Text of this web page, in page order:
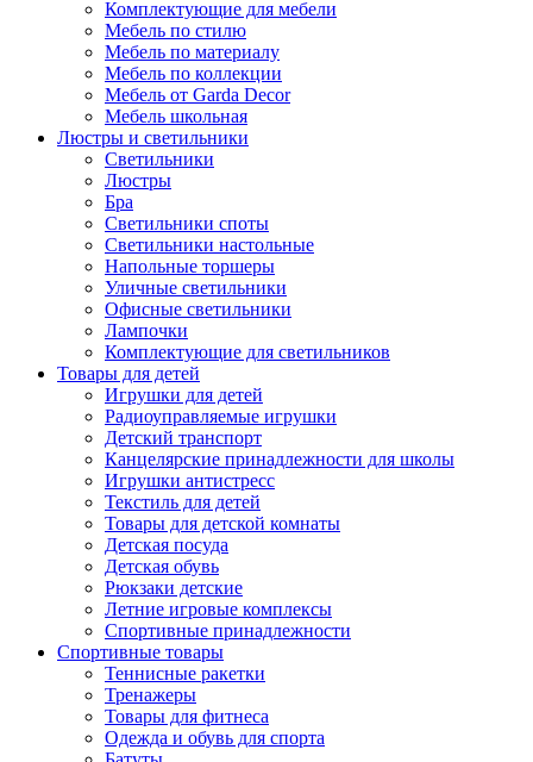
Комплектующие для мебели
Мебель по стилю
Мебель по материалу
Мебель по коллекции
Мебель от Garda Decor
Мебель школьная
Люстры и светильники
Светильники
Люстры
Бра
Светильники споты
Светильники настольные
Напольные торшеры
Уличные светильники
Офисные светильники
Лампочки
Комплектующие для светильников
Товары для детей
Игрушки для детей
Радиоуправляемые игрушки
Детский транспорт
Канцелярские принадлежности для школы
Игрушки антистресс
Текстиль для детей
Товары для детской комнаты
Детская посуда
Детская обувь
Рюкзаки детские
Летние игровые комплексы
Спортивные принадлежности
Спортивные товары
Теннисные ракетки
Тренажеры
Товары для фитнеса
Одежда и обувь для спорта